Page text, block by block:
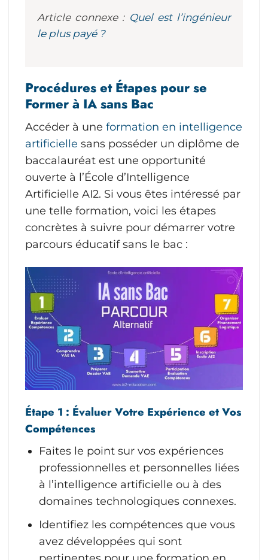
Article connexe : Quel est l’ingénieur
le plus payé ?
Procédures et Étapes pour se
Former à IA sans Bac
Accéder à une formation en intelligence
artificielle sans posséder un diplôme de
baccalauréat est une opportunité
ouverte à l’École d’Intelligence
Artificielle AI2. Si vous êtes intéressé par
une telle formation, voici les étapes
concrètes à suivre pour démarrer votre
parcours éducatif sans le bac :
Étape 1 : Évaluer Votre Expérience et Vos
Compétences
Faites le point sur vos expériences
professionnelles et personnelles liées
à l’intelligence artificielle ou à des
domaines technologiques connexes.
Identifiez les compétences que vous
avez développées qui sont